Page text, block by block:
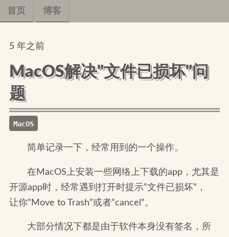
首页 博客
5年之前
MacOS解决"文件已损坏"问
题
MacOS
简单记录一下，经常用到的一个操作。
在MacOS上安装一些网络上下载的app，尤其是
开源app时，经常遇到打开时提示”文件已损坏”，
让你”Move to Trash”或者”cancel”。
大部分情况下都是由于软件本身没有签名，所